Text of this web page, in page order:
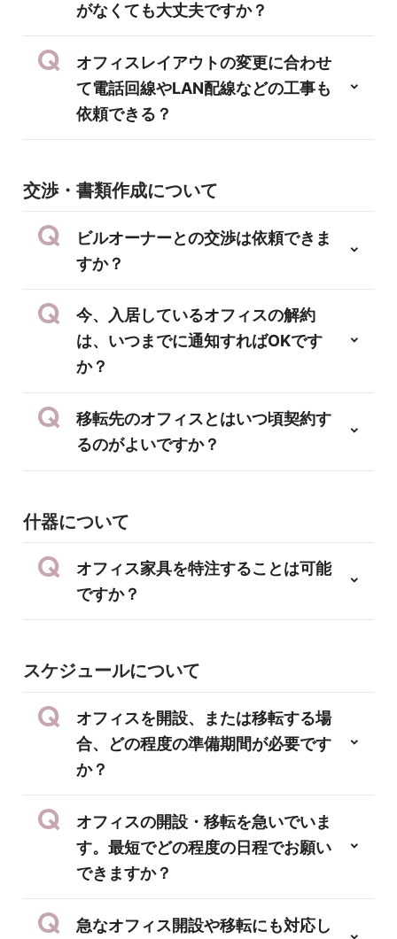
がなくても大丈夫ですか？
オフィスレイアウトの変更に合わせ
て電話回線やLAN配線などの工事も
依頼できる？
交渉・書類作成について
ビルオーナーとの交渉は依頼できま
すか？
今、入居しているオフィスの解約
は、いつまでに通知すればOKです
か？
移転先のオフィスとはいつ頃契約す
るのがよいですか？
什器について
オフィス家具を特注することは可能
ですか？
スケジュールについて
オフィスを開設、または移転する場
合、どの程度の準備期間が必要です
か？
オフィスの開設・移転を急いでいま
す。最短でどの程度の日程でお願い
できますか？
急なオフィス開設や移転にも対応し